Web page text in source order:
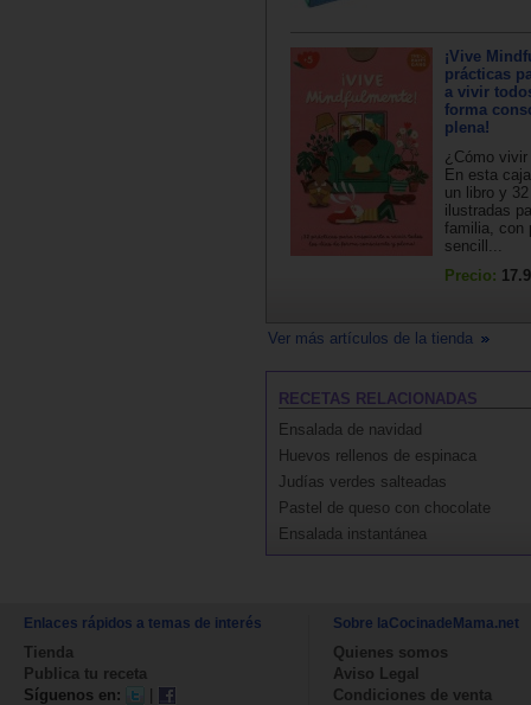
¡Vive
prácticas
a vivir
forma
plena!
¿Cómo
En esta
un libro y
ilustradas
familia, con
sencill...
Precio:
Ver más artículos de la tienda
RECETAS RELACIONADAS
Ensalada de navidad
Huevos rellenos de espinaca
Judías verdes salteadas
Pastel de queso con chocolate
Ensalada instantánea
Enlaces rápidos a temas de interés
Tienda
Publica tu receta
Síguenos en:
|
Sobre laCocinadeMama.net
Quienes somos
Aviso Legal
Condiciones de venta